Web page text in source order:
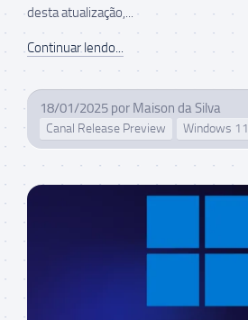
desta atualização,...
Continuar lendo...
18/01/2025 por Maison da Silva
Canal Release Preview Windows 11